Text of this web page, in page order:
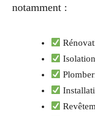
notamment :